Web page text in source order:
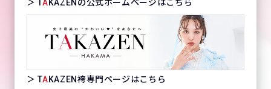
＞ TAKAZENの公式ホームページはこちら
＞ TAKAZEN袴専門ページはこちら